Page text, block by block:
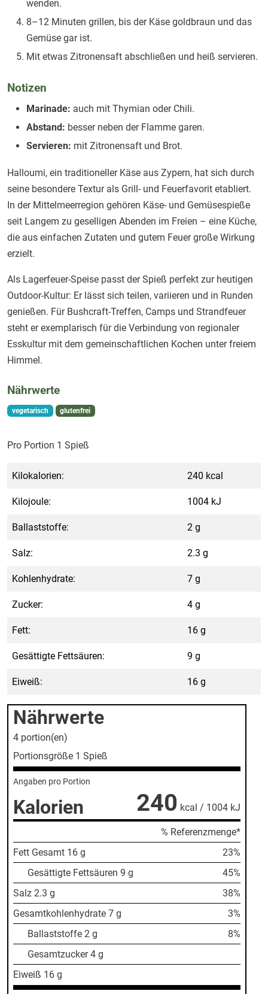
wenden.
8–12 Minuten grillen, bis der Käse goldbraun und das
Gemüse gar ist.
Mit etwas Zitronensaft abschließen und heiß servieren.
Notizen
Marinade: auch mit Thymian oder Chili.
Abstand: besser neben der Flamme garen.
Servieren: mit Zitronensaft und Brot.
Halloumi, ein traditioneller Käse aus Zypern, hat sich durch
seine besondere Textur als Grill- und Feuerfavorit etabliert.
In der Mittelmeerregion gehören Käse- und Gemüsespieße
seit Langem zu geselligen Abenden im Freien – eine Küche,
die aus einfachen Zutaten und gutem Feuer große Wirkung
erzielt.
Als Lagerfeuer-Speise passt der Spieß perfekt zur heutigen
Outdoor-Kultur: Er lässt sich teilen, variieren und in Runden
genießen. Für Bushcraft-Treffen, Camps und Strandfeuer
steht er exemplarisch für die Verbindung von regionaler
Esskultur mit dem gemeinschaftlichen Kochen unter freiem
Himmel.
Nährwerte
vegetarisch glutenfrei
Pro Portion 1 Spieß
Kilokalorien: 240 kcal
Kilojoule: 1004 kJ
Ballaststoffe: 2 g
Salz: 2.3 g
Kohlenhydrate: 7 g
Zucker: 4 g
Fett: 16 g
Gesättigte Fettsäuren: 9 g
Eiweiß: 16 g
Nährwerte
4 portion(en)
Portionsgröße 1 Spieß
Angaben pro Portion
Kalorien 240 kcal / 1004 kJ
% Referenzmenge*
Fett Gesamt 16 g
23%
Gesättigte Fettsäuren 9 g
45%
Salz 2.3 g
38%
Gesamtkohlenhydrate 7 g
3%
Ballaststoffe 2 g
8%
Gesamtzucker 4 g
Eiweiß 16 g